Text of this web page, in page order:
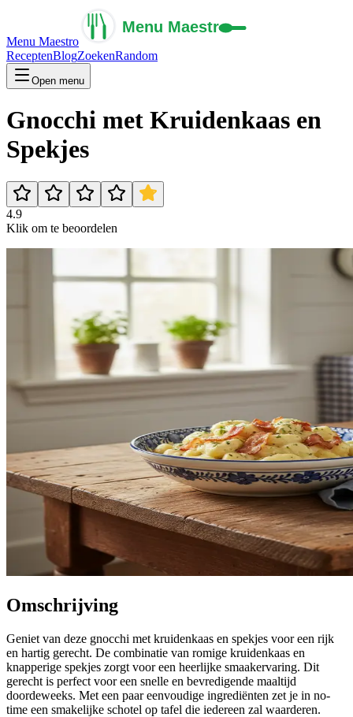
Menu Maestro
ReceptenBlogZoekenRandom
Open menu
Gnocchi met Kruidenkaas en
Spekjes
4.9
Klik om te beoordelen
Omschrijving
Geniet van deze gnocchi met kruidenkaas en spekjes voor een rijk
en hartig gerecht. De combinatie van romige kruidenkaas en
knapperige spekjes zorgt voor een heerlijke smaakervaring. Dit
gerecht is perfect voor een snelle en bevredigende maaltijd
doordeweeks. Met een paar eenvoudige ingrediënten zet je in no-
time een smakelijke schotel op tafel die iedereen zal waarderen.